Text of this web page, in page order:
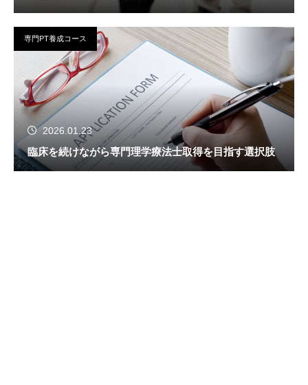
専門PT養成コース
2026.01.23
臨床を続けながら専門理学療法士取得を目指す選択肢